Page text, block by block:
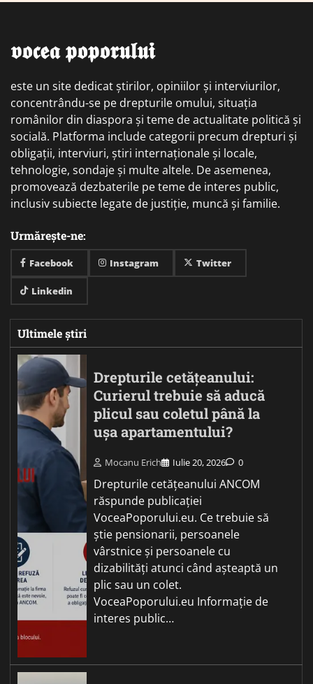
𝖛𝖔𝖈𝖊𝖆 𝖕𝖔𝖕𝖔𝖗𝖚𝖑𝖚𝖎
este un site dedicat știrilor, opiniilor și interviurilor,
concentrându-se pe drepturile omului, situația
românilor din diaspora și teme de actualitate politică și
socială. Platforma include categorii precum drepturi și
obligații, interviuri, știri internaționale și locale,
tehnologie, sondaje și multe altele. De asemenea,
promovează dezbaterile pe teme de interes public,
inclusiv subiecte legate de justiție, muncă și familie.
Urmărește-ne:
Facebook Instagram Twitter
Linkedin
Ultimele știri
Drepturile cetățeanului:
Curierul trebuie să aducă
plicul sau coletul până la
ușa apartamentului?
Mocanu Erich Iulie 20, 2026 0
Drepturile cetățeanului ANCOM
răspunde publicației
VoceaPoporului.eu. Ce trebuie să
știe pensionarii, persoanele
vârstnice și persoanele cu
dizabilități atunci când așteaptă un
plic sau un colet.
VoceaPoporului.eu Informație de
interes public…